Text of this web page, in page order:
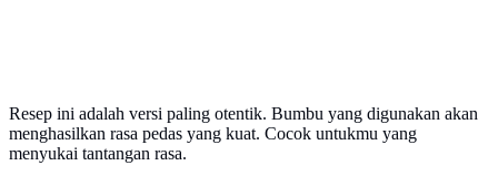
Resep ini adalah versi paling otentik. Bumbu yang digunakan akan
menghasilkan rasa pedas yang kuat. Cocok untukmu yang
menyukai tantangan rasa.